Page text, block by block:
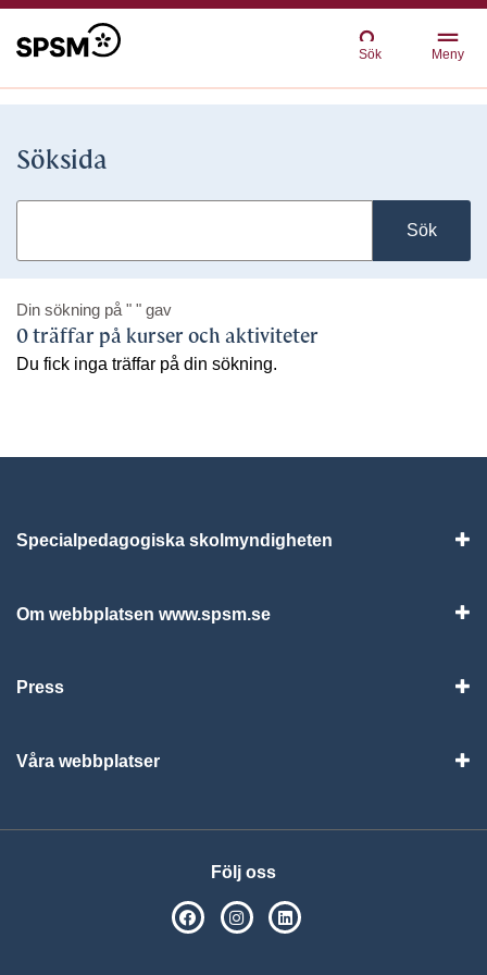
Sök Meny
Söksida
Sök
Din sökning på " " gav
0 träffar på kurser och aktiviteter
Du fick inga träffar på din sökning.
Specialpedagogiska skolmyndigheten
Om webbplatsen www.spsm.se
Press
Våra webbplatser
Följ oss
SPSM på Facebook
SPSM på Instagram